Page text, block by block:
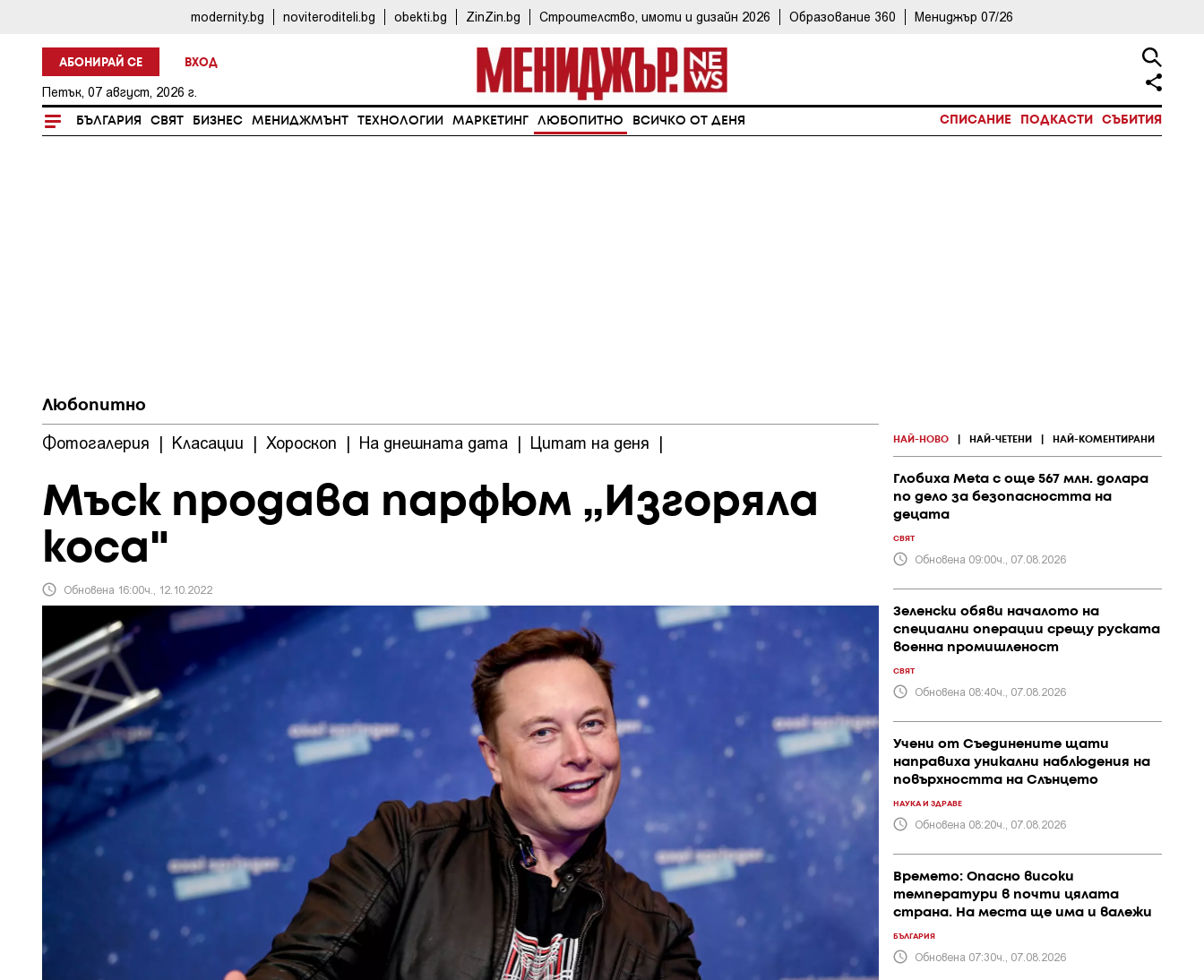
modernity.bg noviteroditeli.bg obekti.bg ZinZin.bg Строителство, имоти и дизайн 2026 Образование 360 Мениджър 07/26
АБОНИРАЙ СЕ ВХОД
Петък, 07 август, 2026 г.
БЪЛГАРИЯ СВЯТ БИЗНЕС МЕНИДЖМЪНТ ТЕХНОЛОГИИ МАРКЕТИНГ ЛЮБОПИТНО ВСИЧКО ОТ ДЕНЯ СПИСАНИЕ ПОДКАСТИ СЪБИТИЯ
Любопитно
Фотогалерия | Класации | Хороскоп | На днешната дата | Цитат на деня |
Мъск продава парфюм „Изгоряла
коса"
Обновена 16:00ч., 12.10.2022
НАЙ-НОВО НАЙ-ЧЕТЕНИ НАЙ-КОМЕНТИРАНИ
Глобиха Meta с още 567 млн. долара
по дело за безопасността на
децата
СВЯТ
Обновена 09:00ч., 07.08.2026
Зеленски обяви началото на
специални операции срещу руската
военна промишленост
СВЯТ
Обновена 08:40ч., 07.08.2026
Учени от Съединените щати
направиха уникални наблюдения на
повърхността на Слънцето
НАУКА И ЗДРАВЕ
Обновена 08:20ч., 07.08.2026
Времето: Опасно високи
температури в почти цялата
страна. На места ще има и валежи
БЪЛГАРИЯ
Обновена 07:30ч., 07.08.2026